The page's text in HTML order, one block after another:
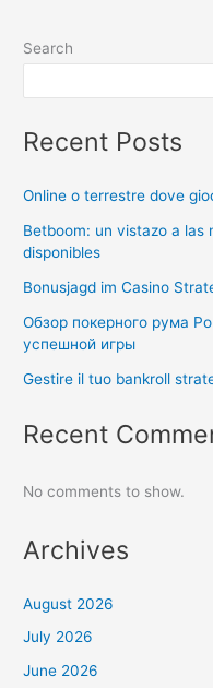
Search
Recent Posts
Online o terrestre dove
Betboom: un vistazo a las
disponibles
Bonusjagd im Casino
Обзор покерного рума
успешной игры
Gestire il tuo bankroll
Recent
No comments to show.
Archives
August 2026
July 2026
June 2026